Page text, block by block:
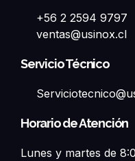
+56 2 2594 9797
ventas@usinox.cl
Servicio Técnico
Horario de Atención
Lunes y martes de